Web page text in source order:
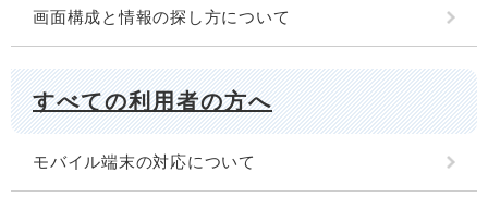
画面構成と情報の探し方について
すべての利用者の方へ
モバイル端末の対応について